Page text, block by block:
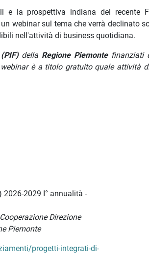
la prospettiva indiana del recente
webinar sul tema che verrà declinato
nell'attività di business quotidiana.
della Regione Piemontefinanziati
è a titolo gratuito quale attività
2026-2029 I° annualità -
Direzione
Piemonte
progetti-integrati-di-